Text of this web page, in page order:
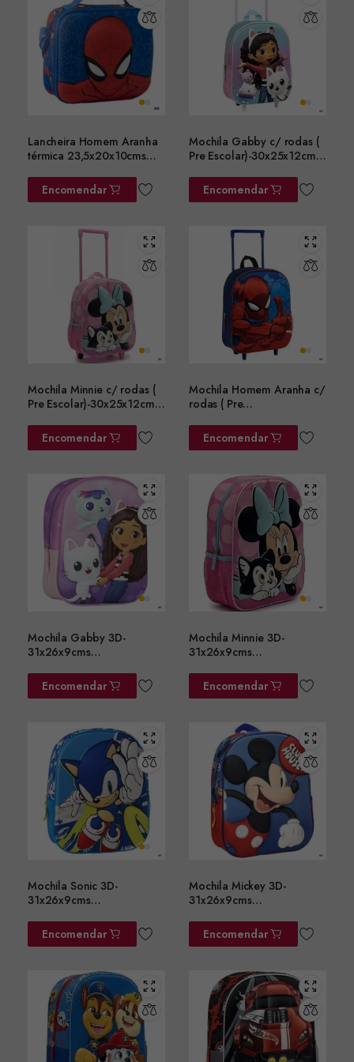
Lancheira Homem Aranha
térmica 23,5x20x10cms
Encomendar
Mochila Gabby c/ rodas (
Pre Escolar)-30x25x12cms
Encomendar
Mochila Minnie c/ rodas (
Pre Escolar)-30x25x12cms
Encomendar
Mochila Homem Aranha c/
rodas ( Pre
ref.2100005107
Encomendar
Mochila Gabby 3D-
31x26x9cms
Encomendar
Mochila Minnie 3D-
31x26x9cms
Encomendar
Mochila Sonic 3D-
31x26x9cms
Encomendar
Mochila Mickey 3D-
31x26x9cms
Encomendar